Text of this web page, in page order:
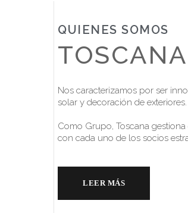
QUIENES SOMOS
Nos caracterizamos por ser
solar y decoración de exteriores.
Como Grupo, Toscana
con cada uno de los socios
LEER MÁS